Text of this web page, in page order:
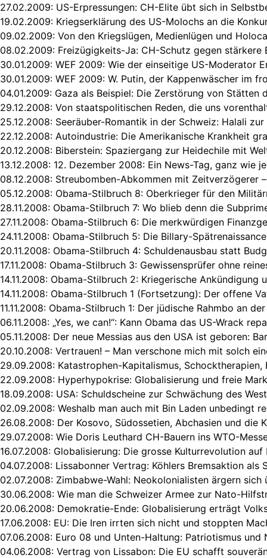
27.02.2009: US-Erpressungen: CH-Elite übt sich in
19.02.2009: Kriegserklärung des US-Molochs an die
09.02.2009: Von den Kriegslügen, Medienlügen und
08.02.2009: Freizügigkeits-Ja: CH-Schutz gegen stärkere
30.01.2009: WEF 2009: Wie der einseitige US-Moderator
30.01.2009: WEF 2009: W. Putin, der Kappenwäscher im
04.01.2009: Gaza als Beispiel: Die Zerstörung von Stätten
29.12.2008: Von staatspolitischen Reden, die uns
25.12.2008: Seeräuber-Romantik in der Schweiz: Halali
22.12.2008: Autoindustrie: Die Amerikanische Krankheit
20.12.2008: Biberstein: Spaziergang zur Heidechile mit
13.12.2008: 12. Dezember 2008: Ein News-Tag, ganz wie
08.12.2008: Streubomben-Abkommen mit Zeitverzögerer
05.12.2008: Obama-Stilbruch 8: Oberkrieger für den
28.11.2008: Obama-Stilbruch 7: Wo blieb denn die
27.11.2008: Obama-Stilbruch 6: Die merkwürdigen
24.11.2008: Obama-Stilbruch 5: Die Billary-
20.11.2008: Obama-Stilbruch 4: Schuldenausbau statt
17.11.2008: Obama-Stilbruch 3: Gewissensprüfer ohne
14.11.2008: Obama-Stilbruch 2: Kriegerische Ankündigung
14.11.2008: Obama-Stilbruch 1 (Fortsetzung): Der offene
11.11.2008: Obama-Stilbruch 1: Der jüdische Rahmbo an
06.11.2008: „Yes, we can!“: Kann Obama das US-Wrack
05.11.2008: Der neue Messias aus den USA ist geboren:
20.10.2008: Vertrauen! – Man verschone mich mit solch
29.09.2008: Katastrophen-Kapitalismus, Schocktherapien,
22.09.2008: Hyperhypokrise: Globalisierung und freie
18.09.2008: USA: Schuldscheine zur Schwächung des
02.09.2008: Weshalb man auch mit Bin Laden unbedingt
26.08.2008: Der Kosovo, Südossetien, Abchasien und die
29.07.2008: Wie Doris Leuthard CH-Bauern ins WTO-
16.07.2008: Globalisierung: Die grosse Kulturrevolution auf
04.07.2008: Lissabonner Vertrag: Köhlers Bremsaktion als
02.07.2008: Zimbabwe-Wahl: Neokolonialisten ärgern sich
30.06.2008: Wie man die Schweizer Armee zur Nato-
20.06.2008: Demokratie-Ende: Globalisierung erträgt
17.06.2008: EU: Die Iren irrten sich nicht und stoppten
07.06.2008: Euro 08 und Unten-Haltung: Patriotismus und
04.06.2008: Vertrag von Lissabon: Die EU schafft